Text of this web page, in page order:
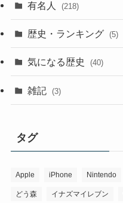
有名人 (218)
歴史・ランキング (5)
気になる歴史 (40)
雑記 (3)
タグ
Apple iPhone Nintendo
どう森 イナズマイレブン